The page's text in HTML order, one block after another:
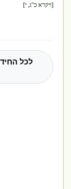
[ויקרא כ"ג, י]
לכל